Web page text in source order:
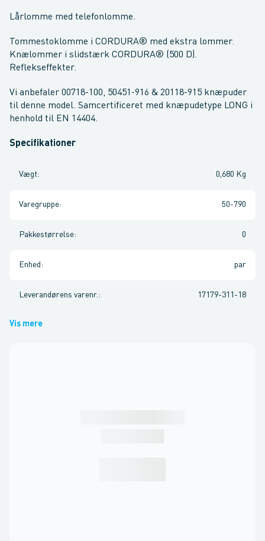
Lårlomme med telefonlomme.
Tommestoklomme i CORDURA® med ekstra lommer.
Knælommer i slidstærk CORDURA® (500 D).
Reflekseffekter.
Vi anbefaler 00718-100, 50451-916 & 20118-915 knæpuder
til denne model. Samcertificeret med knæpudetype LONG i
henhold til EN 14404.
Specifikationer
Vægt: 0,680 Kg
Varegruppe: 50-790
Pakkestørrelse: 0
Enhed : par
Leverandørens varenr. : 17179-311-18
Vis mere